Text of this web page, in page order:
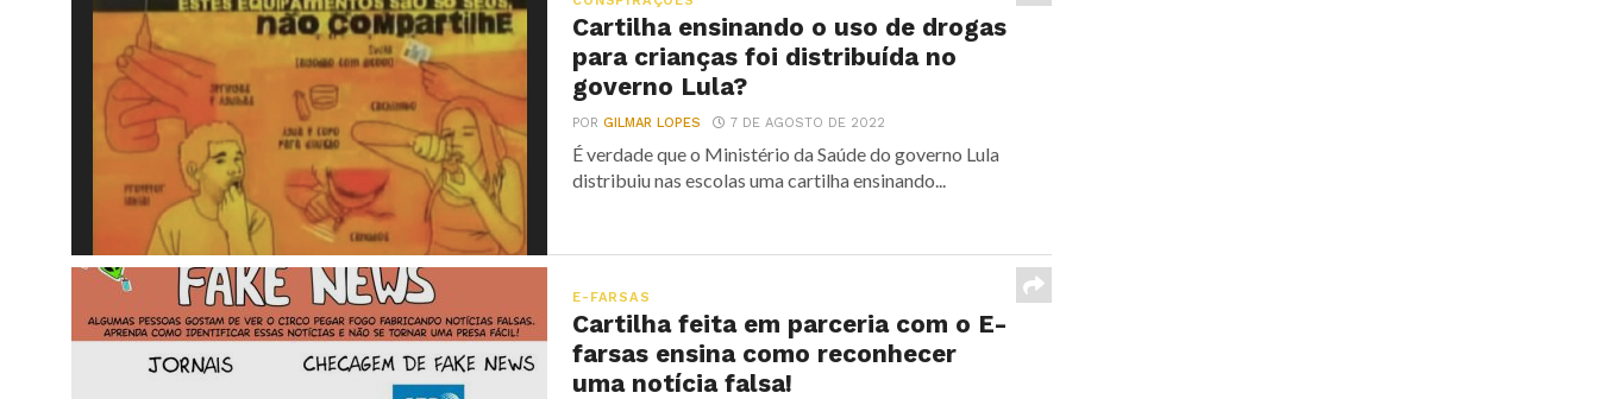
Cartilha ensinando o uso de drogas
para crianças foi distribuída no
governo Lula?
PORGILMAR LOPES 7 DE AGOSTO DE 2022
É verdade que o Ministério da Saúde do governo Lula
distribuiu nas escolas uma cartilha ensinando...
E-FARSAS
Cartilha feita em parceria com o E-
farsas ensina como reconhecer
uma notícia falsa!